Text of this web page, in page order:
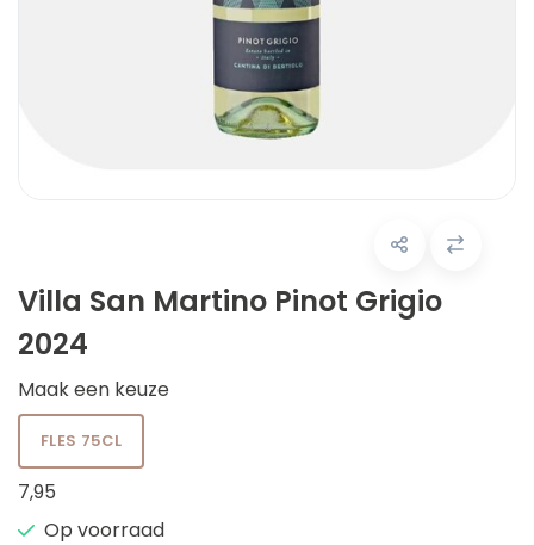
Villa San Martino Pinot Grigio
2024
Maak een keuze
FLES 75CL
7,95
Op voorraad